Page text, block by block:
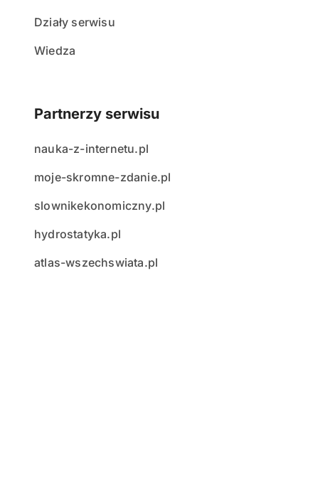
Działy serwisu
Wiedza
Partnerzy serwisu
nauka-z-internetu.pl
moje-skromne-zdanie.pl
slownikekonomiczny.pl
hydrostatyka.pl
atlas-wszechswiata.pl